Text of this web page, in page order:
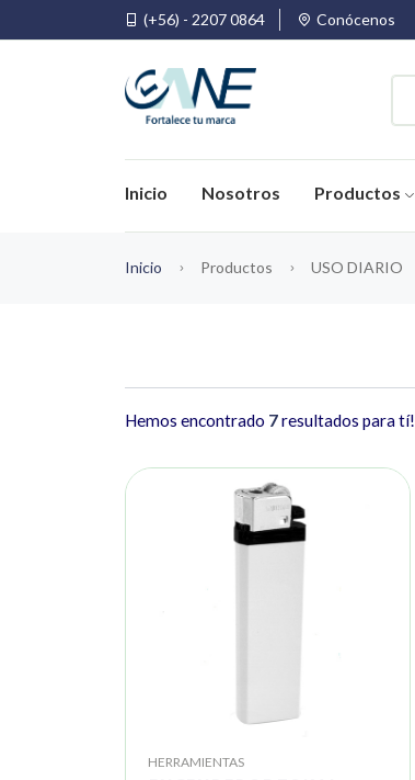
(+56) - 2207 0864 Conócenos
Inicio Nosotros Productos
Inicio Productos USO DIARIO
Hemos encontrado 7resultados para tí!
HERRAMIENTAS